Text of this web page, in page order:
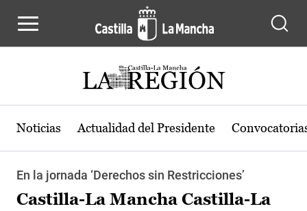
Noticias Actualidad del Presidente
En la jornada ‘Derechos sin Restricciones’
Castilla-La Mancha Castilla-La